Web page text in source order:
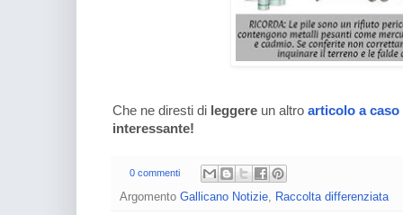
Che ne diresti di leggere un altro articolo a caso
interessante!
0 commenti
Argomento Gallicano Notizie, Raccolta differenziata